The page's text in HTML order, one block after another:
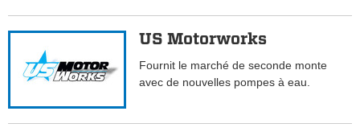
US Motorworks
Fournit le marché de seconde monte
avec de nouvelles pompes à eau.